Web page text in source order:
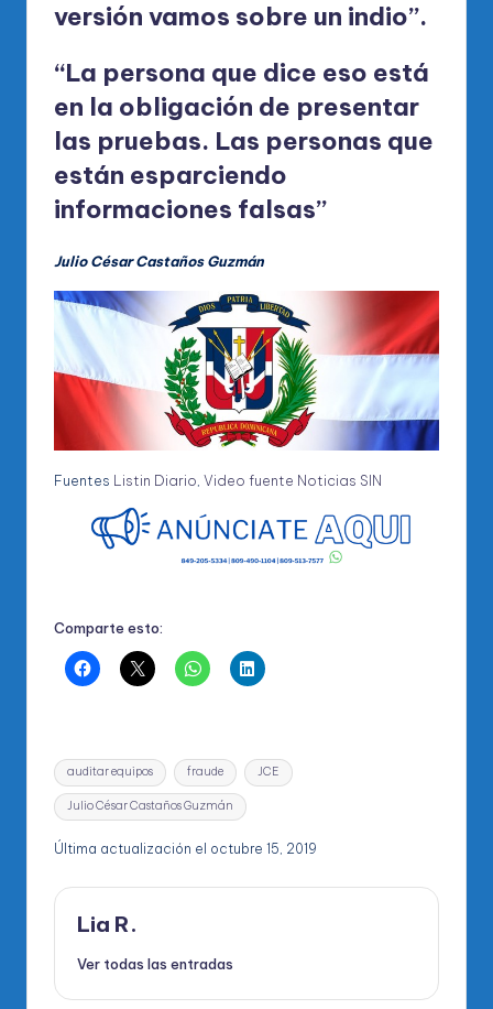
versión vamos sobre un indio”.
“La persona que dice eso está
en la obligación de presentar
las pruebas. Las personas que
están esparciendo
informaciones falsas”
Julio César Castaños Guzmán
Fuentes Listin Diario, Video fuente Noticias SIN
Comparte esto:
Etiquetas:
auditar equipos fraude JCE
Julio César Castaños Guzmán
Última actualización el octubre 15, 2019
Lia R.
Ver todas las entradas